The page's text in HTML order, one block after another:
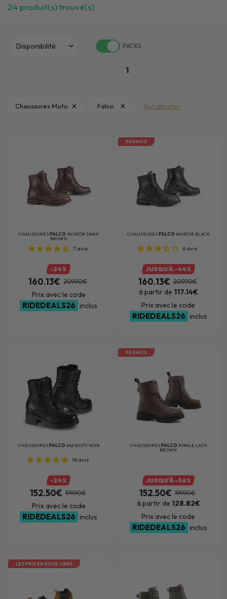
24 produit(s) trouvé(s)
PACKS
1
Chaussures Moto Falco Tout décocher
CHAUSSURESFALCOAVIATOR DARK
BROWN
7avis
-24%
160.13€ 209.90€
Prix avec le code
RIDEDEALS26 inclus
PROMOS
CHAUSSURESFALCO AVIATOR BLACK
6 avis
JUSQU'À -44%
160.13€ 209.90€
à partir de 117.14€
Prix avec le code
RIDEDEALS26 inclus
CHAUSSURESFALCO 662 MISTY NOIR
16avis
-24%
152.50€ 199.90€
Prix avec le code
RIDEDEALS26 inclus
PROMOS
CHAUSSURESFALCO ROYALE LADY
BROWN
JUSQU'À -36%
152.50€ 199.90€
à partir de 128.82€
Prix avec le code
RIDEDEALS26 inclus
LES PRIX EN ROUE LIBRE